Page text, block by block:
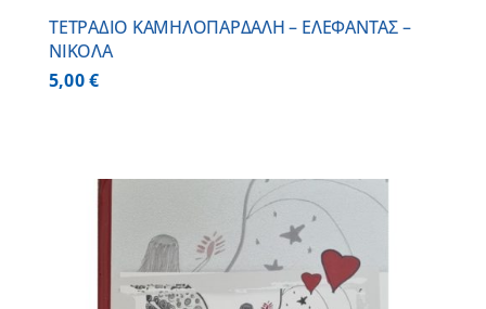
ΤΕΤΡΑΔΙΟ ΚΑΜΗΛΟΠΑΡΔΑΛΗ – ΕΛΕΦΑΝΤΑΣ –
ΝΙΚΟΛΑ
5,00€